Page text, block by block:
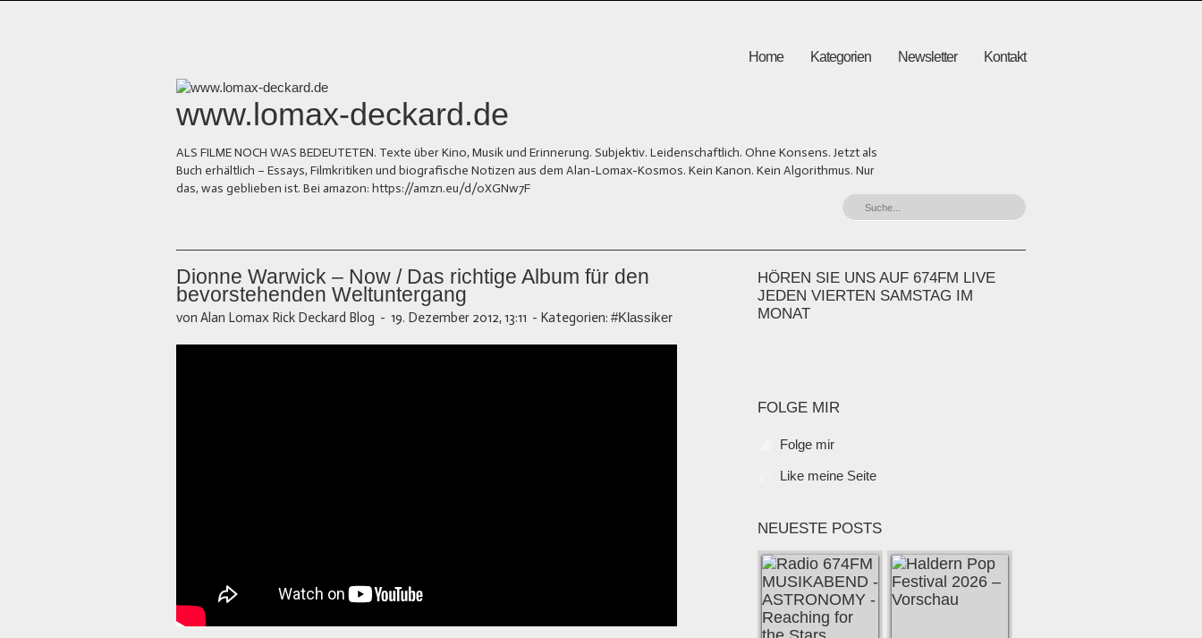
Home Kategorien Newsletter Kontakt
www.lomax-deckard.de
ALS FILME NOCH WAS BEDEUTETEN. Texte über Kino, Musik und Erinnerung. Subjektiv. Leidenschaftlich. Ohne Konsens. Jetzt als
Buch erhältlich – Essays, Filmkritiken und biografische Notizen aus dem Alan-Lomax-Kosmos. Kein Kanon. Kein Algorithmus. Nur
das, was geblieben ist. Bei amazon: https://amzn.eu/d/0XGNw7F
Dionne Warwick – Now / Das richtige Album für den
bevorstehenden Weltuntergang
von Alan Lomax Rick Deckard Blog - 19. Dezember 2012, 13:11 - Kategorien: #Klassiker
HÖREN SIE UNS AUF 674FM LIVE
JEDEN VIERTEN SAMSTAG IM
MONAT
FOLGE MIR
Folge mir
Like meine Seite
NEUESTE POSTS